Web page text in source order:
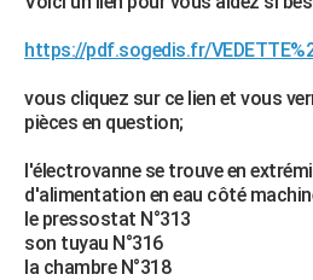
https://pdf.sogedis.fr/
vous cliquez sur ce lien et vous
pièces en question;
l'électrovanne se trouve en
d'alimentation en eau côté
le pressostat N°313
son tuyau N°316
la chambre N°318